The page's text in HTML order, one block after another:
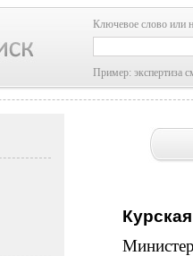
Ключевое слово или
Пример: экспертиза